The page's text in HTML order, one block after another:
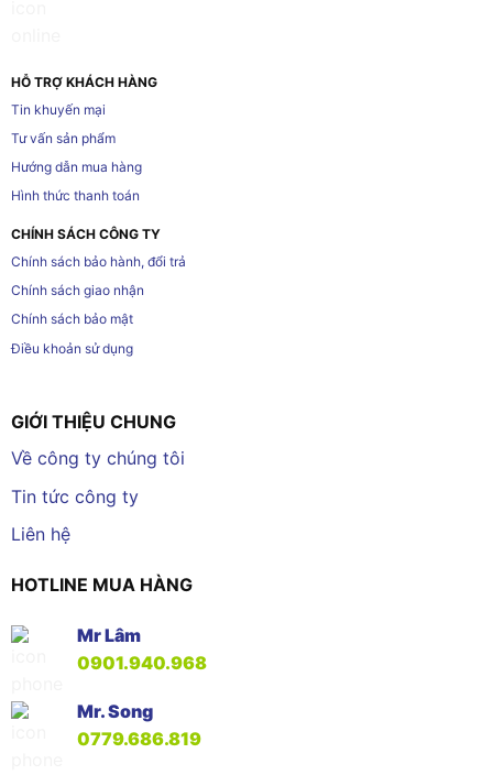
HỖ TRỢ KHÁCH HÀNG
Tin khuyến mại
Tư vấn sản phẩm
Hướng dẫn mua hàng
Hình thức thanh toán
CHÍNH SÁCH CÔNG TY
Chính sách bảo hành, đổi trả
Chính sách giao nhận
Chính sách bảo mật
Điều khoản sử dụng
GIỚI THIỆU CHUNG
Về công ty chúng tôi
Tin tức công ty
Liên hệ
HOTLINE MUA HÀNG
Mr Lâm
0901.940.968
Mr. Song
0779.686.819